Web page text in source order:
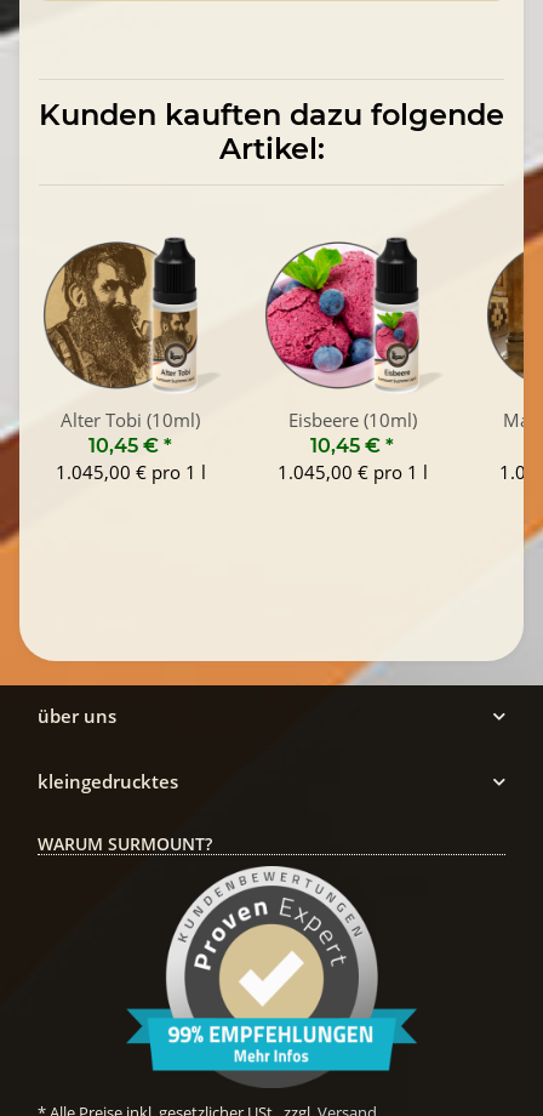
Kunden kauften dazu folgende
Artikel:
Alter Tobi (10ml)
10,45 € *
1.045,00 € pro 1 l
Eisbeere (10ml)
10,45 € *
1.045,00 € pro 1 l
über uns
kleingedrucktes
WARUM SURMOUNT?